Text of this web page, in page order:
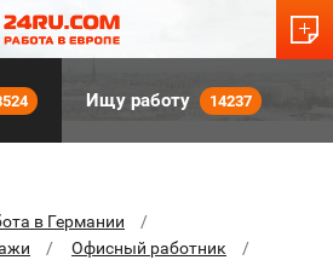
Ищу работу 14237
в Германии
Офисный работник